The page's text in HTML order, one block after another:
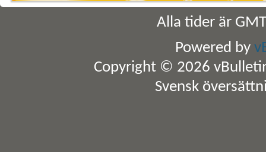
Alla tider är
Powered by
Copyright © 2026
Svensk